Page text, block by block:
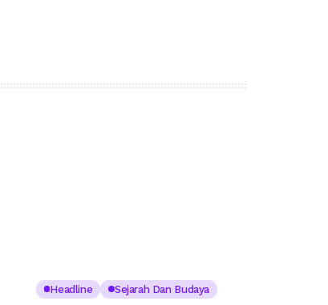
Headline Sejarah Dan Budaya